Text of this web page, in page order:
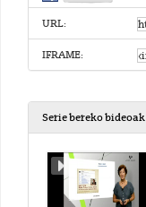
URL:
IFRAME:
Serie bereko bideoak